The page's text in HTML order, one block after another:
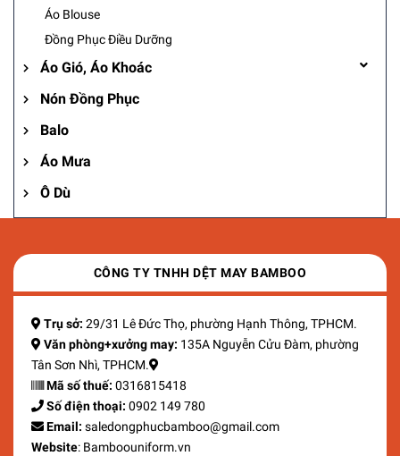
Áo Blouse
Đồng Phục Điều Dưỡng
Áo Gió, Áo Khoác
Nón Đồng Phục
Balo
Áo Mưa
Ô Dù
CÔNG TY TNHH DỆT MAY BAMBOO
Trụ sở: 29/31 Lê Đức Thọ, phường Hạnh Thông, TPHCM.
Văn phòng+xưởng may: 135A Nguyễn Cửu Đàm, phường
Tân Sơn Nhì, TPHCM.
Mã số thuế: 0316815418
Số điện thoại: 0902 149 780
Email: saledongphucbamboo@gmail.com
Website: Bamboouniform.vn